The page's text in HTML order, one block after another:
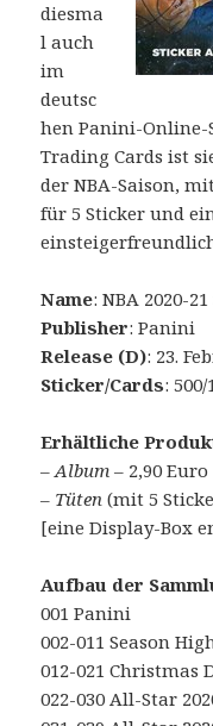
diesma
l auch
im
deutsc
hen Panini-Online-
Trading Cards ist
der NBA-Saison,
für 5 Sticker und
Name: NBA 2020-
Publisher: Panini
Release (D): 23.
Sticker/Cards: 500/
Erhältliche
–Album – 2,90 Euro
– Tüten (mit 5
[eine Display-Box
Aufbau der
001 Panini
002-011 Season
012-021 Christmas
022-030 All-Star